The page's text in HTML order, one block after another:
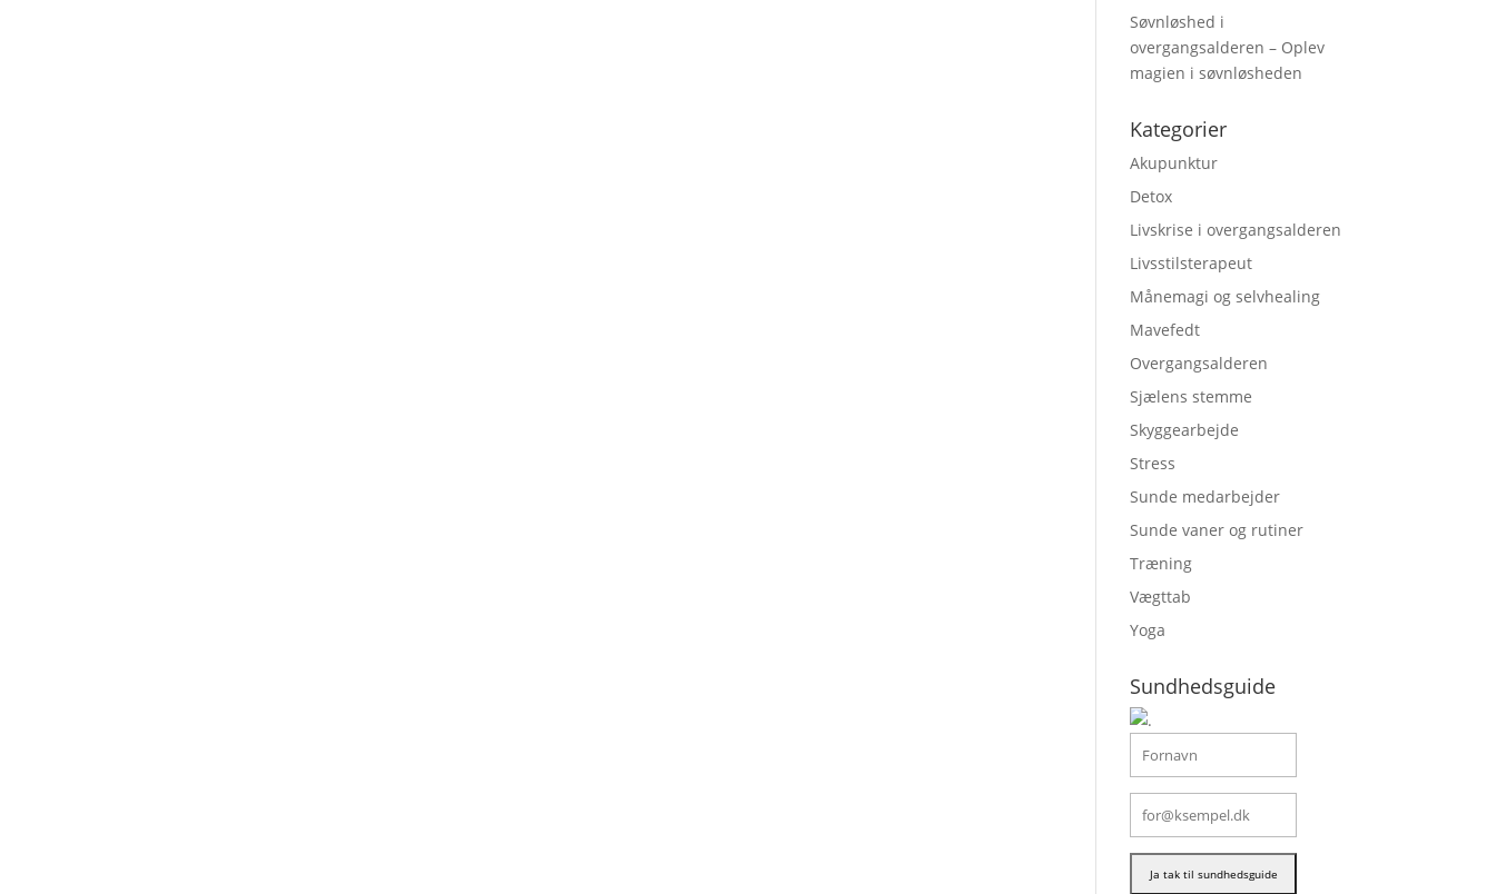
Søvnløshed i
overgangsalderen – Oplev
magien i søvnløsheden
Kategorier
Akupunktur
Detox
Livskrise i overgangsalderen
Livsstilsterapeut
Månemagi og selvhealing
Mavefedt
Overgangsalderen
Sjælens stemme
Skyggearbejde
Stress
Sunde medarbejder
Sunde vaner og rutiner
Træning
Vægttab
Yoga
Sundhedsguide